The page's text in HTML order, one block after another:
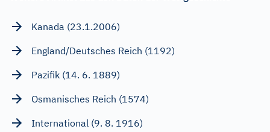
Kanada (23.1.2006)
England/Deutsches Reich (1192)
Pazifik (14. 6. 1889)
Osmanisches Reich (1574)
International (9. 8. 1916)